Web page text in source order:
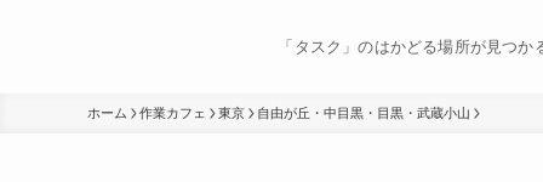
「タスク」のはかどる場所が見つか
ホーム 作業カフェ 東京 自由が丘・中目黒・目黒・武蔵小山